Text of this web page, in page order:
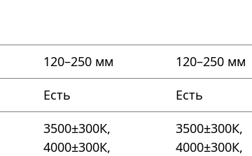
120–250 мм
120–250 мм
Есть
Есть
3500±300К,
4000±300К,
3500±300К,
4000±300К,